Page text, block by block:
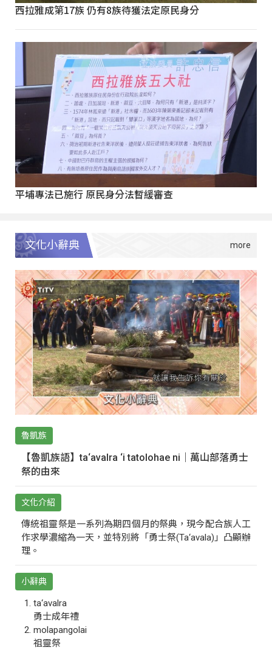
西拉雅成第17族 仍有8族待獲法定原民身分
平埔專法已施行 原民身分法暫緩審查
文化小辭典
魯凱族
【魯凱族語】ta‘avalra ‘i tatolohae ni｜萬山部落勇士
祭的由來
文化介紹
傳統祖靈祭是一系列為期四個月的祭典，現今配合族人工
作求學濃縮為一天，並特別將「勇士祭(Ta‘avala)」凸顯辦
理。
小辭典
ta‘avalra
勇士成年禮
molapangolai
祖靈祭